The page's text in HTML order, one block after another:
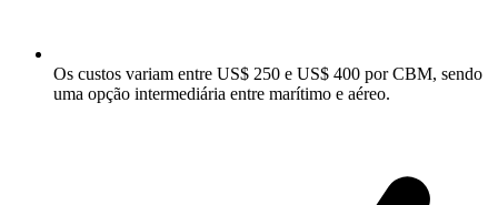
Os custos variam entre US$ 250 e US$ 400 por CBM, sendo
uma opção intermediária entre marítimo e aéreo.